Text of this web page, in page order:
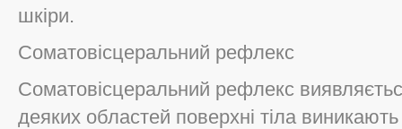
шкіри.
Соматовісцеральний рефлекс
Соматовісцеральний рефлекс
деяких областей поверхні тіла виникають